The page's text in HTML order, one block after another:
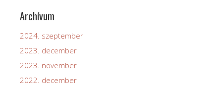
Archívum
2024. szeptember
2023. december
2023. november
2022. december